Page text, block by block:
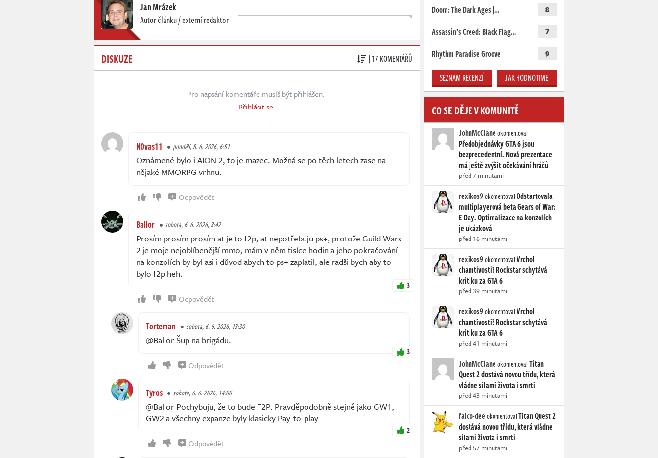
Jan Mrázek
Autor článku / externí redaktor
DISKUZE | 17 KOMENTÁŘŮ
Pro napsání komentáře musíš být přihlášen.
Přihlásit se
N0vas11 pondělí, 8. 6. 2026, 6:51
Oznámené bylo i AION 2, to je mazec. Možná se po těch letech zase na
nějaké MMORPG vrhnu.
Odpovědět
Ballor sobota, 6. 6. 2026, 8:42
Prosím prosím prosím at je to f2p, at nepotřebuju ps+, protože Guild Wars
2 je moje nejoblíbenější mmo, mám v něm tisíce hodin a jeho pokračování
na konzolích by byl asi i důvod abych to ps+ zaplatil, ale radši bych aby to
bylo f2p heh.
3
Odpovědět
Torteman sobota, 6. 6. 2026, 13:30
@Ballor Šup na brigádu.
3
Odpovědět
Tyros sobota, 6. 6. 2026, 14:00
@Ballor Pochybuju, že to bude F2P. Pravděpodobně stejně jako GW1,
GW2 a všechny expanze byly klasicky Pay-to-play
2
Odpovědět
Doom: The Dark Ages |… 8
Assassin’s Creed: Black Flag… 7
Rhythm Paradise Groove 9
SEZNAM RECENZÍ JAK HODNOTÍME
CO SE DĚJE V KOMUNITĚ
JohnMcClaneokomentoval
Předobjednávky GTA 6 jsou
bezprecedentní. Nová prezentace
má ještě zvýšit očekávání hráčů
před 7 minutami
rexikos9okomentovalOdstartovala
multiplayerová beta Gears of War:
E-Day. Optimalizace na konzolích
je ukázková
před 16 minutami
rexikos9okomentovalVrchol
chamtivosti? Rockstar schytává
kritiku za GTA 6
před 39 minutami
rexikos9okomentovalVrchol
chamtivosti? Rockstar schytává
kritiku za GTA 6
před 41 minutami
JohnMcClaneokomentovalTitan
Quest 2 dostává novou třídu, která
vládne silami života i smrti
před 43 minutami
falco-deeokomentovalTitan Quest 2
dostává novou třídu, která vládne
silami života i smrti
před 57 minutami